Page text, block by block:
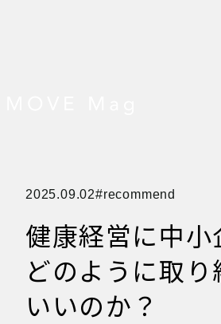
2025.09.02 recommend
健康経営に中小
どのように取り
いいのか？